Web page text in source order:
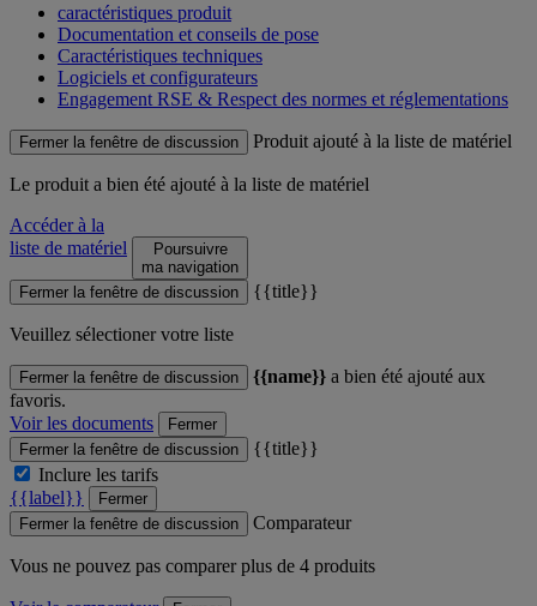
caractéristiques produit
Documentation et conseils de pose
Caractéristiques techniques
Logiciels et configurateurs
Engagement RSE & Respect des normes et réglementations
Fermer la fenêtre de discussion Produit ajouté à la liste de matériel
Le produit a bien été ajouté à la liste de matériel
Accéder à la
liste de matériel
Poursuivre
ma navigation
Fermer la fenêtre de discussion
{{title}}
Veuillez sélectioner votre liste
Fermer la fenêtre de discussion {{name}} a bien été ajouté aux
favoris.
Voir les documents
Fermer
Fermer la fenêtre de discussion
{{title}}
Inclure les tarifs
{{label}}
Fermer
Fermer la fenêtre de discussion
Comparateur
Vous ne pouvez pas comparer plus de 4 produits